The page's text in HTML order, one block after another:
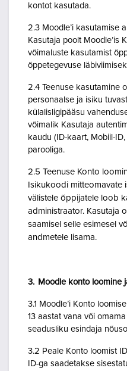
kontot kasutada.
2.3 Moodle’i kasutamise
Kasutaja poolt Moodle’is
võimaluste kasutamist
õppetegevuse
2.4 Teenuse kasutamine
personaalse ja isiku
külalisligipääsu
võimalik Kasutaja
kaudu (ID-kaart, Mobiil-
parooliga.
2.5 Teenuse Konto
Isikukoodi mitteomavate
välistele õppijatele loob
administraator. Kasutaja
saamisel selle esimesel
andmetele lisama.
3. Moodle konto loomine
3.1 Moodle’i Konto
13 aastat vana või
seadusliku esindaja
3.2 Peale Konto loomist
ID-ga saadetakse